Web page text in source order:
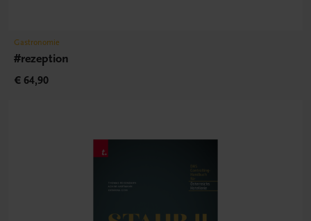
Gastronomie
#rezeption
€ 64,90